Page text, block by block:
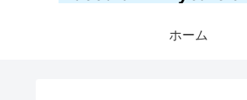
ホーム